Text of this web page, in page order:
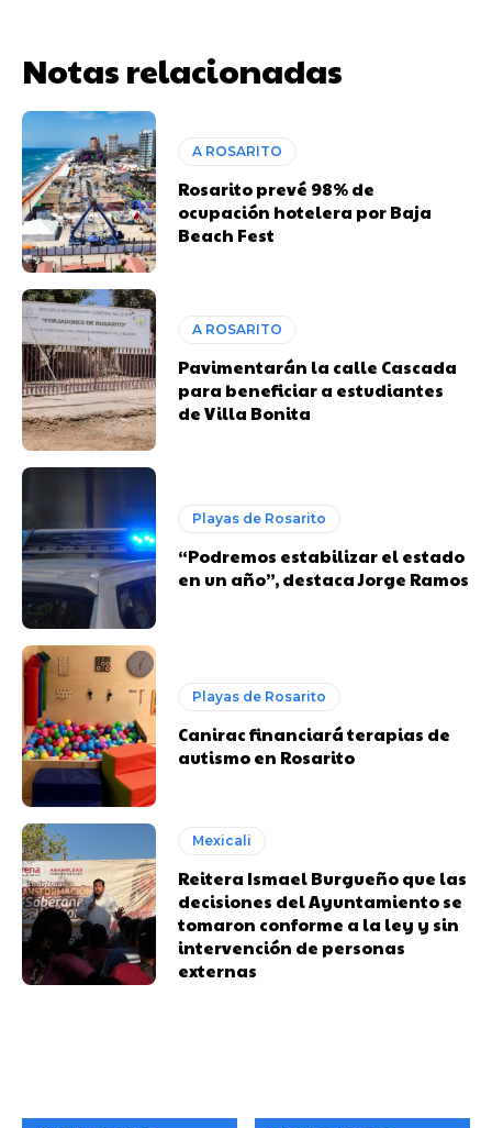
Notas relacionadas
A ROSARITO
Rosarito prevé 98% de
ocupación hotelera por Baja
Beach Fest
A ROSARITO
Pavimentarán la calle Cascada
para beneficiar a estudiantes
de Villa Bonita
Playas de Rosarito
“Podremos estabilizar el estado
en un año”, destaca Jorge Ramos
Playas de Rosarito
Canirac financiará terapias de
autismo en Rosarito
Mexicali
Reitera Ismael Burgueño que las
decisiones del Ayuntamiento se
tomaron conforme a la ley y sin
intervención de personas
externas